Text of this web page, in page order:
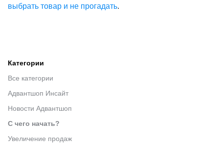
Категории
Все категории
Адвантшоп Инсайт
Новости Адвантшоп
С чего начать?
Увеличение продаж
выбрать товар и не прогадать.